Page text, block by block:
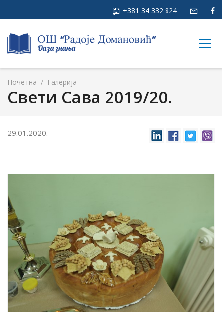
+381 34 332 824
Почетна / Галерија
Свети Сава 2019/20.
29.01.2020.